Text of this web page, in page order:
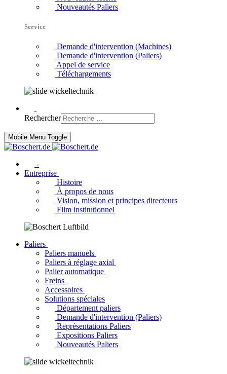
Nouveautés Paliers
Service
Demande d'intervention (Machines)
Demande d'intervention (Paliers)
Appel de service
Téléchargements
Rechercher
Mobile Menu Toggle
-
Entreprise
Histoire
À propos de nous
Vision, mission et principes directeurs
Film institutionnel
Paliers
Paliers manuels
Paliers à réglage axial
Palier automatique
Freins
Accessoires
Solutions spéciales
Département paliers
Demande d'intervention (Paliers)
Représentations Paliers
Expositions Paliers
Nouveautés Paliers